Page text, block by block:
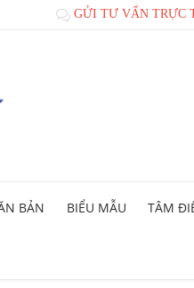
 GỬI TƯ VẤN TRỰC
BẢN BIỂU MẪU TÂM